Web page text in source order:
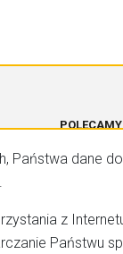
POLECAMY
CAT
Państwa dane
z
Państwu